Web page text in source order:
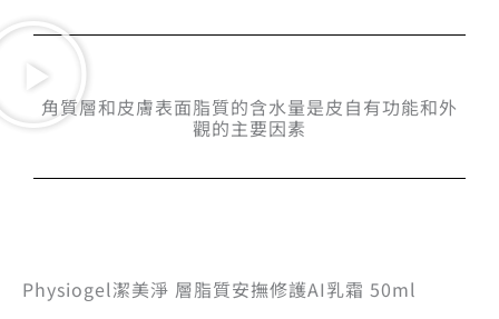
角質層和皮膚表面脂質的含水量是皮自有功能和外
觀的主要因素
Physiogel潔美淨 層脂質安撫修護AI乳霜 50ml